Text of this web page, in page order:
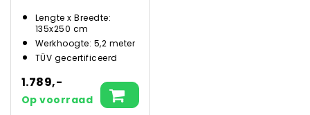
Lengte x Breedte:
135x250 cm
Werkhoogte: 5,2 meter
TÜV gecertificeerd
1.789,-
Op voorraad